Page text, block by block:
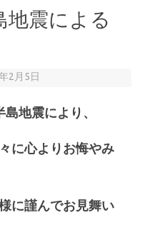
地震による
2月5日
地震により、
に心よりお悔やみ
に謹んでお見舞い